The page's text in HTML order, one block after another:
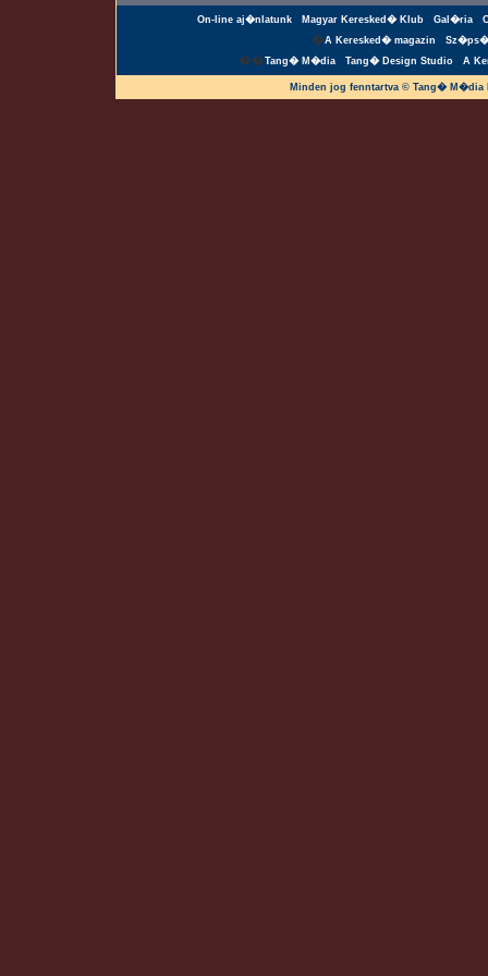
On-line aj�nlatunk Magyar Keresked� Klub Gal�ria
�A Keresked� magazin
��Tang� M�dia Tang� Design Studio A
Minden jog fenntartva © Tang�